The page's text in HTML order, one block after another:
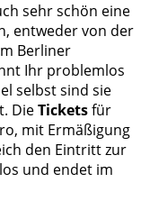
sehr schön eine
entweder von der
Berliner
Ihr problemlos
selbst sind sie
DieTicketsfür
mit Ermäßigung
den Eintritt zur
und endet im